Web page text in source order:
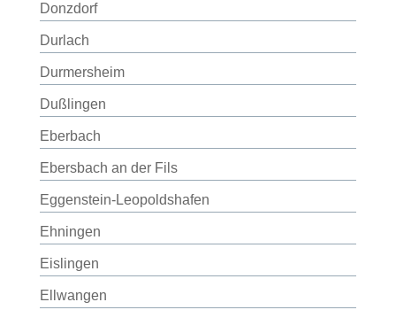
Donzdorf
Durlach
Durmersheim
Dußlingen
Eberbach
Ebersbach an der Fils
Eggenstein-Leopoldshafen
Ehningen
Eislingen
Ellwangen